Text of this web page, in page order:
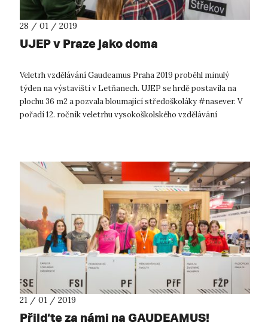
28 / 01 / 2019
UJEP v Praze jako doma
Veletrh vzdělávání Gaudeamus Praha 2019 proběhl minulý
týden na výstavišti v Letňanech. UJEP se hrdě postavila na
plochu 36 m2 a pozvala bloumající středoškoláky #nasever. V
pořadí 12. ročník veletrhu vysokoškolského vzdělávání
21 / 01 / 2019
Přijďte za námi na GAUDEAMUS!